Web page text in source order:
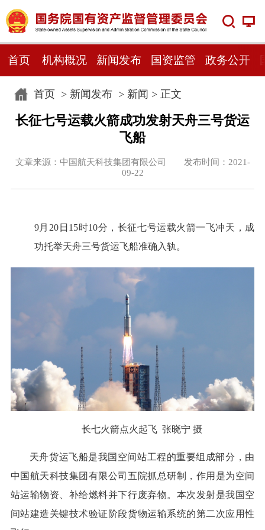
首页 机构概况 新闻发布 国资监管 政务公开
首页> 新闻发布> 新闻 > 正文
长征七号运载火箭成功发射天舟三号货运
飞船
文章来源：中国航天科技集团有限公司 发布时间：2021-
09-22
9月20日15时10分，长征七号运载火箭一飞冲天，成
功托举天舟三号货运飞船准确入轨。
长七火箭点火起飞 张晓宁 摄
天舟货运飞船是我国空间站工程的重要组成部分，由
中国航天科技集团有限公司五院抓总研制，作用是为空间
站运输物资、补给燃料并下行废弃物。本次发射是我国空
间站建造关键技术验证阶段货物运输系统的第二次应用性